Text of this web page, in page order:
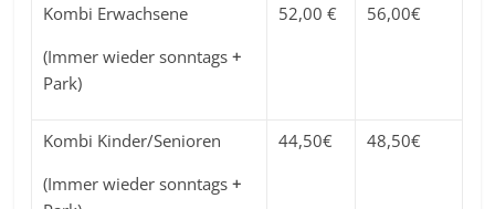
Kombi Erwachsene
(Immer wieder sonntags+
Park)
52,00 € 56,00€
Kombi Kinder/Senioren
(Immer wieder sonntags+
44,50€ 48,50€